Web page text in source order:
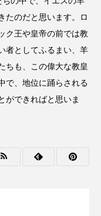
たのだと思います。ロ
ク王や皇帝の前では教
者としてふるまい、羊
ちも、この偉大な教皇
で、地位に踊らされる
ができればと思いま